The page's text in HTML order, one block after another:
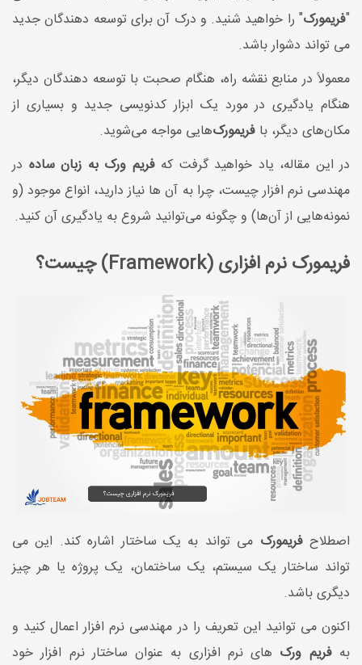
"فریمورک" را خواهید شنید. و درک آن برای توسعه دهندگان جدید
می تواند دشوار باشد.
معمولاً در منابع نقشه راه، هنگام صحبت با توسعه دهندگان دیگر،
هنگام یادگیری در مورد یک ابزار کدنویسی جدید و بسیاری از
مکان‌های دیگر، با فریمورک‌هایی مواجه می‌شوید.
در این مقاله، یاد خواهید گرفت کهفریم ورک به زبان ساده در
مهندسی نرم افزار چیست، چرا به آن ها نیاز دارید، انواع موجود (و
نمونه‌هایی از آن‌ها) و چگونه می‌توانید شروع به یادگیری آن کنید.
فریمورک نرم افزاری (Framework) چیست؟
اصطلاحفریمورک می تواند به یک ساختار اشاره کند. این می
تواند ساختار یک سیستم، یک ساختمان، یک پروژه یا هر چیز
دیگری باشد.
اکنون می توانید این تعریف را در مهندسی نرم افزار اعمال کنید و
بهفریم ورک های نرم افزاری به عنوان ساختار نرم افزار خود